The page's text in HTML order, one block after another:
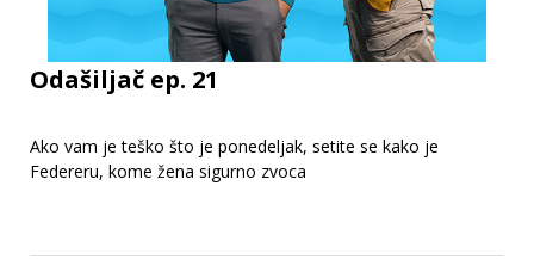
Odašiljač ep. 21
Ako vam je teško što je ponedeljak, setite se kako je
Federeru, kome žena sigurno zvoca